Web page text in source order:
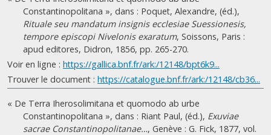
Constantinopolitana », dans : Poquet, Alexandre, (éd.),
Rituale seu mandatum insignis ecclesiae Suessionesis,
tempore episcopi Nivelonis exaratum, Soissons, Paris :
apud editores, Didron, 1856, pp. 265-270.
Voir en ligne : https://gallica.bnf.fr/ark:/12148/bpt6k9...
Trouver le document : https://catalogue.bnf.fr/ark:/12148/cb36...
« De Terra Iherosolimitana et quomodo ab urbe
Constantinopolitana », dans : Riant Paul, (éd.), Exuviae
sacrae Constantinopolitanae…, Genève : G. Fick, 1877, vol.